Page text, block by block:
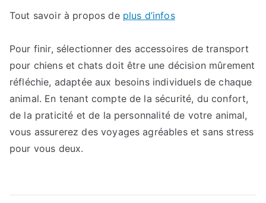
Tout savoir à propos de plus d’infos
Pour finir, sélectionner des accessoires de transport
pour chiens et chats doit être une décision mûrement
réfléchie, adaptée aux besoins individuels de chaque
animal. En tenant compte de la sécurité, du confort,
de la praticité et de la personnalité de votre animal,
vous assurerez des voyages agréables et sans stress
pour vous deux.